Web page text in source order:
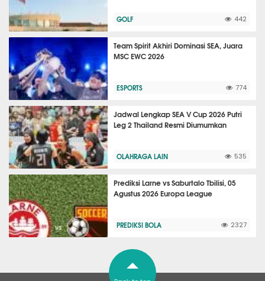
GOLF 442
Team Spirit Akhiri Dominasi SEA, Juara
MSC EWC 2026
ESPORTS 774
Jadwal Lengkap SEA V Cup 2026 Putri
Leg 2 Thailand Resmi Diumumkan
OLAHRAGA LAIN 535
Prediksi Larne vs Saburtalo Tbilisi, 05
Agustus 2026 Europa League
PREDIKSI BOLA 2327